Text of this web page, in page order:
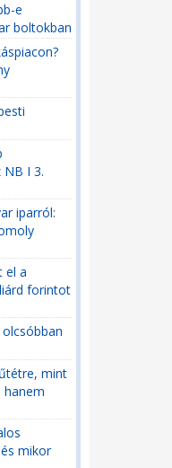
e
boltokban
NB I 3.
iparról:
el a
forintot
mint
hanem
mikor